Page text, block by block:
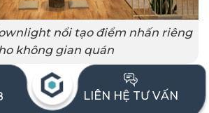
nổi tạo điểm nhấn riêng
không gian quán
LIÊN HỆ TƯ VẤN